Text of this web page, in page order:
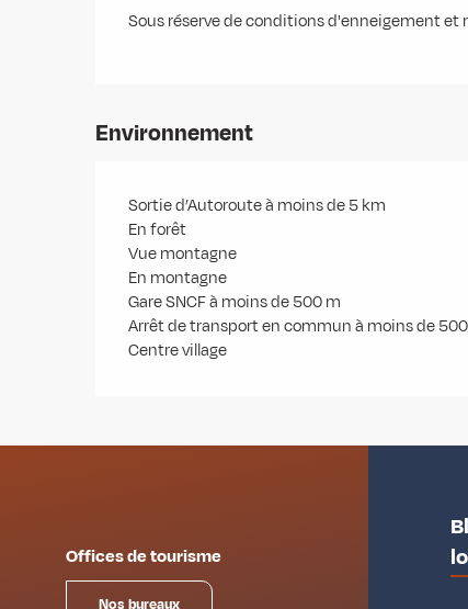
Sous réserve de conditions d'enneigement et
Environnement
Sortie d’Autoroute à moins de 5 km
En forêt
Vue montagne
En montagne
Gare SNCF à moins de 500 m
Arrêt de transport en commun à moins de
Centre village
Offices de tourisme
Nos bureaux